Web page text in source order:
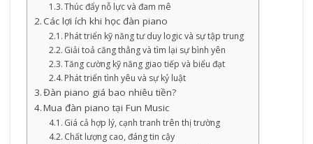
Thúc đẩy nỗ lực và đam mê
Các lợi ích khi học đàn piano
Phát triển kỹ năng tư duy logic và sự tập trung
Giải toả căng thẳng và tìm lại sự bình yên
Tăng cường kỹ năng giao tiếp và biểu đạt
Phát triển tình yêu và sự kỷ luật
Đàn piano giá bao nhiêu tiền?
Mua đàn piano tại Fun Music
Giá cả hợp lý, cạnh tranh trên thị trường
Chất lượng cao, đáng tin cậy